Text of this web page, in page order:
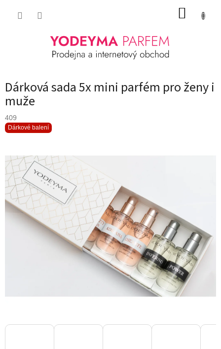
Dárková sada 5x mini parfém pro ženy i
muže
409
Dárkové balení